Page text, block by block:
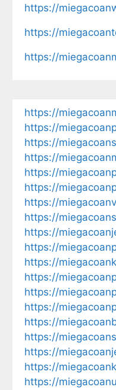
https://
https://
https://
https://
https://
https://
https://
https://
https://
https://
https://
https://
https://
https://
https://
https://
https://
https://
https://
https://
https://
https://